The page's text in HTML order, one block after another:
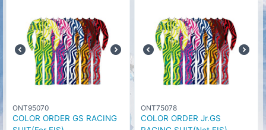
ONT95070
COLOR ORDER GS RACING
ONT75078
COLOR ORDER Jr.GS